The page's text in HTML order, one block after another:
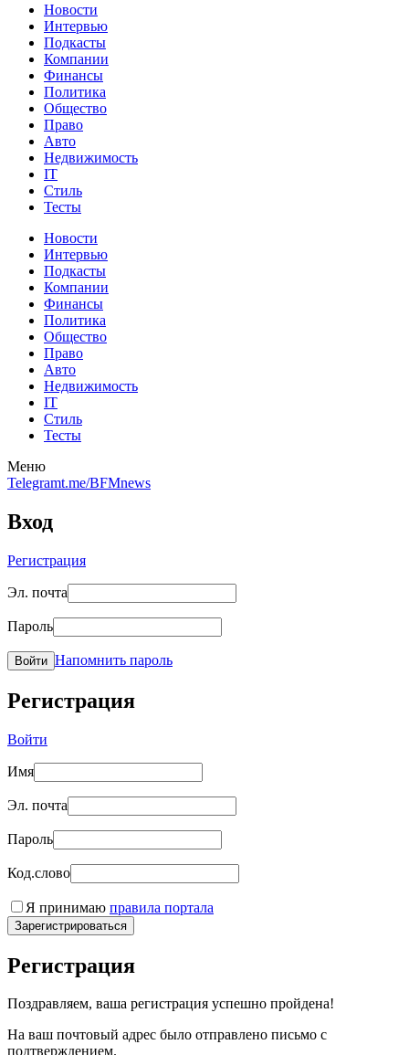
Новости
Интервью
Подкасты
Компании
Финансы
Политика
Общество
Право
Авто
Недвижимость
IT
Стиль
Тесты
Новости
Интервью
Подкасты
Компании
Финансы
Политика
Общество
Право
Авто
Недвижимость
IT
Стиль
Тесты
Меню
Telegramt.me/BFMnews
Вход
Регистрация
Эл. почта
Пароль
Войти Напомнить пароль
Регистрация
Войти
Имя
Эл. почта
Пароль
Код.слово
Я принимаю правила портала
Зарегистрироваться
Регистрация
Поздравляем, ваша регистрация успешно пройдена!
На ваш почтовый адрес было отправлено письмо с
подтверждением.